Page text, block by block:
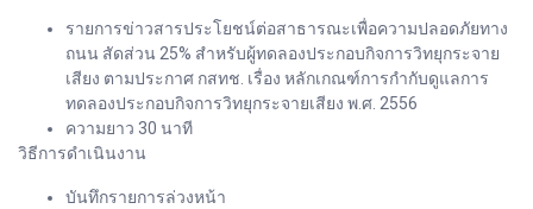
รายการข่าวสารประโยชน์ต่อสาธารณะเพื่อความปลอดภัยทาง
ถนน สัดส่วน 25% สำหรับผู้ทดลองประกอบกิจการวิทยุกระจาย
เสียง ตามประกาศ กสทช. เรื่อง หลักเกณฑ์การกำกับดูแลการ
ทดลองประกอบกิจการวิทยุกระจายเสียง พ.ศ. 2556
ความยาว 30 นาที
วิธีการดำเนินงาน
บันทึกรายการล่วงหน้า